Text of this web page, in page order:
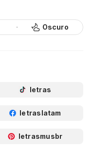
Oscuro
letras
letraslatam
letrasmusbr